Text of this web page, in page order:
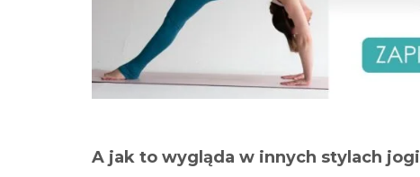
A jak to wygląda w innych stylach jogi